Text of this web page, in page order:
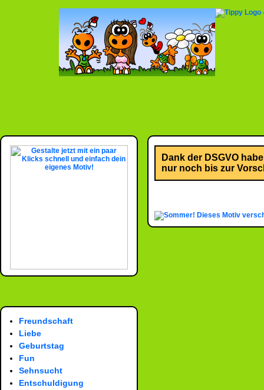
Freundschaft
Liebe
Geburtstag
Fun
Sehnsucht
Entschuldigung
Dank der DSGVO
nur noch bis zur
Dieses Motiv